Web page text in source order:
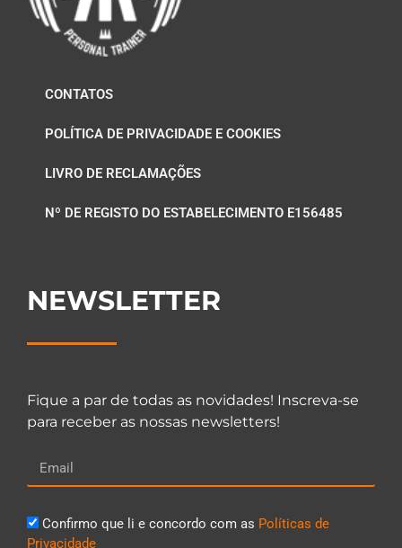
CONTATOS
POLÍTICA DE PRIVACIDADE E COOKIES
LIVRO DE RECLAMAÇÕES
Nº DE REGISTO DO ESTABELECIMENTO E156485
NEWSLETTER
Fique a par de todas as novidades! Inscreva-se
para receber as nossas newsletters!
Confirmo que li e concordo com as Políticas de
Privacidade